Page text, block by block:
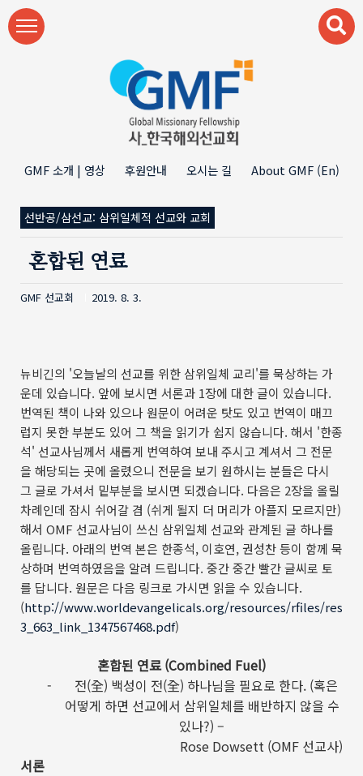
본문 바로가기
GMF 소개 | 영상 후원안내 오시는 길 About GMF (En)
선반공/삼선교: 삼위일체적 선교와 교회
혼합된 연료
GMF 선교회 2019. 8. 3.
뉴비긴의 '오늘날의 선교를 위한 삼위일체 교리'를 묵상하는 가
운데 있습니다. 앞에 보시면 서론과 1장에 대한 글이 있습니다.
번역된 책이 나와 있으나 원문이 어려운 탓도 있고 번역이 매끄
럽지 못한 부분도 있어 그 책을 읽기가 쉽지 않습니다. 해서 '한종
석' 선교사님께서 새롭게 번역하여 보내 주시고 계셔서 그 전문
을 해당되는 곳에 올렸으니 전문을 보기 원하시는 분들은 다시
그 글로 가셔서 밑부분을 보시면 되겠습니다. 다음은 2장을 올릴
차례인데 잠시 쉬어갈 겸 (쉬게 될지 더 머리가 아플지 모르지만)
해서 OMF 선교사님이 쓰신 삼위일체 선교와 관계된 글 하나를
올립니다. 아래의 번역 본은 한종석, 이호연, 권성찬 등이 함께 묵
상하며 번역하였음을 알려 드립니다. 중간 중간 빨간 글씨로 토
를 답니다. 원문은 다음 링크로 가시면 읽을 수 있습니다.
(http://www.worldevangelicals.org/resources/rfiles/res
3_663_link_1347567468.pdf)
혼합된 연료(Combined Fuel)
-
전(全) 백성이 전(全) 하나님을 필요로 한다. (혹은
어떻게 하면 선교에서 삼위일체를 배반하지 않을 수
있나?) –
Rose Dowsett (OMF 선교사)
서론